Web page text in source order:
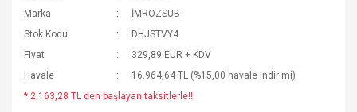
Marka
İMROZSUB
Stok Kodu
DHJSTVY4
Fiyat
329,89 EUR + KDV
Havale
16.964,64 TL (%15,00 havale indirimi)
* 2.163,28 TL den başlayan taksitlerle!!